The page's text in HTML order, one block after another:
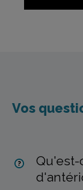
Vos